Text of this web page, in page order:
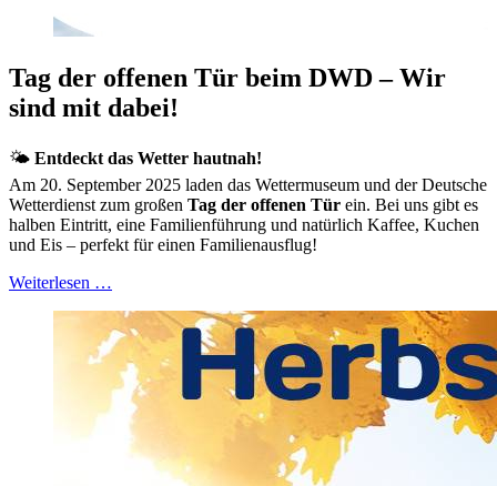
Tag der offenen Tür beim DWD – Wir
sind mit dabei!
🌤️ Entdeckt das Wetter hautnah!
Am 20. September 2025 laden das Wettermuseum und der Deutsche
Wetterdienst zum großen Tag der offenen Tür ein. Bei uns gibt es
halben Eintritt, eine Familienführung und natürlich Kaffee, Kuchen
und Eis – perfekt für einen Familienausflug!
Weiterlesen …